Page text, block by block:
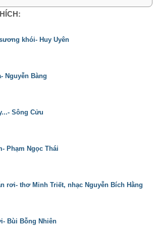
khói- Huy Uyên
Nguyễn Bàng
Sông Cửu
Phạm Ngọc Thái
rơi- thơ Minh Triết, nhạc Nguyễn Bích Hằng
Bùi Bỗng Nhiên